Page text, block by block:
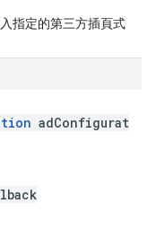
指定的第三方插頁式
adConfigurat